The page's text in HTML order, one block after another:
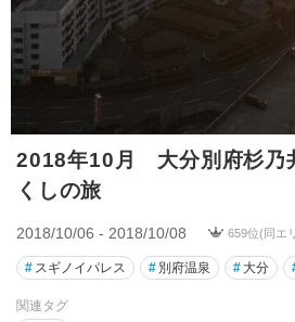
2018年10月 大分別府杉乃
くしの旅
2018/10/06 - 2018/10/08 659位(同エ
# スギノイパレス # 別府温泉 # 大分
関連タグ